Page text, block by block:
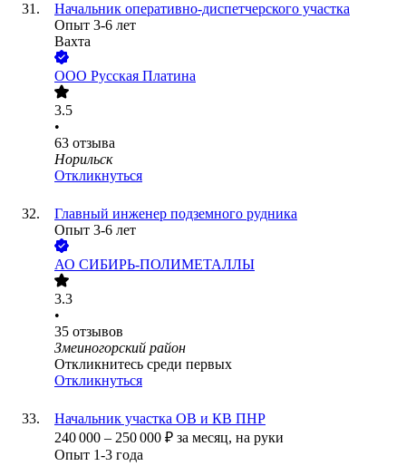
Начальник оперативно-диспетчерского участка
Опыт 3-6 лет
Вахта
ООО Русская Платина
3.5
•
63 отзыва
Норильск
Откликнуться
Главный инженер подземного рудника
Опыт 3-6 лет
АО СИБИРЬ-ПОЛИМЕТАЛЛЫ
3.3
•
35 отзывов
Змеиногорский район
Откликнитесь среди первых
Откликнуться
Начальник участка ОВ и КВ ПНР
240 000 – 250 000 ₽ за месяц, на руки
Опыт 1-3 года